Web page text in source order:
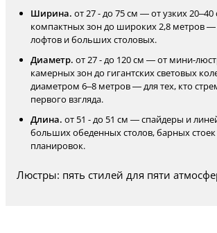
Ширина. от 27 - до 75 см — от узких 20–40
компактных зон до широких 2,8 метров —
лофтов и больших столовых.
Диаметр. от 27 - до 120 см — от мини-
камерных зон до гигантских световых
диаметром 6–8 метров — для тех, кто
первого взгляда.
Длина. от 51 - до 51 см — спайдеры и
больших обеденных столов, барных
планировок.
Люстры: пять стилей для пяти